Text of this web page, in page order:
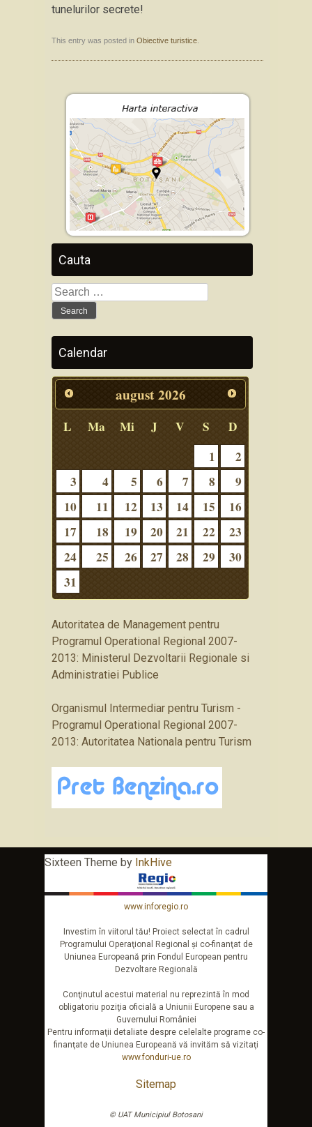
tunelurilor secrete!
This entry was posted in Obiective turistice
Cauta
Search
for:
Calendar
august 2026
L Ma Mi J V S
D
1
2
3
4 5 6 7 8
9
10
11 12 13 14 15
16
17
18 19 20 21 22
23
24
25 26 27 28 29
30
31
Autoritatea de Management pentru
Programul Operational Regional 2007-
2013: Ministerul Dezvoltarii Regionale si
Administratiei Publice
Organismul Intermediar pentru Turism -
Programul Operational Regional 2007-
2013: Autoritatea Nationala pentru Turism
Sixteen Theme by InkHive
www.inforegio.ro
Investim în viitorul tău! Proiect selectat în cadrul
Programului Operaţional Regional şi co-finanţat de
Uniunea Europeană prin Fondul European pentru
Dezvoltare Regională
Conţinutul acestui material nu reprezintă în mod
obligatoriu poziţia oficială a Uniunii Europene sau a
Guvernului României
Pentru informaţii detaliate despre celelalte programe co-
finanţate de Uniunea Europeană vă invităm să vizitaţi
www.fonduri-ue.ro
Sitemap
© UAT Municipiul Botosani